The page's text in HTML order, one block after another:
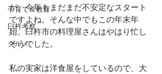
子育て＆教育
臼杵考察
グルメ
が、今年もまだまだ不安定なスタート
ですよね。そんな中でもこの年末年
始、臼杵市の料理屋さんはやはり忙し
そうでした。
私の実家は洋食屋をしているので、大